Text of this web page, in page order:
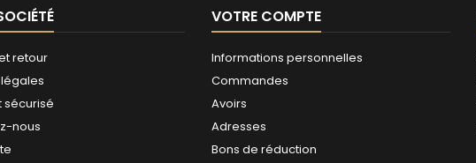
retour
sécurisé
nous
VOTRE COMPTE
Informations personnelles
Commandes
Avoirs
Adresses
Bons de réduction